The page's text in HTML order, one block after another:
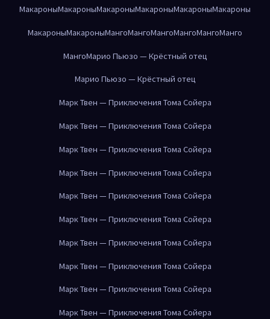
МакароныМакароныМакароныМакароныМакароныМакароны
МакароныМакароныМангоМангоМангоМангоМангоМанго
МангоМарио Пьюзо — Крёстный отец
Марио Пьюзо — Крёстный отец
Марк Твен — Приключения Тома Сойера
Марк Твен — Приключения Тома Сойера
Марк Твен — Приключения Тома Сойера
Марк Твен — Приключения Тома Сойера
Марк Твен — Приключения Тома Сойера
Марк Твен — Приключения Тома Сойера
Марк Твен — Приключения Тома Сойера
Марк Твен — Приключения Тома Сойера
Марк Твен — Приключения Тома Сойера
Марк Твен — Приключения Тома Сойера